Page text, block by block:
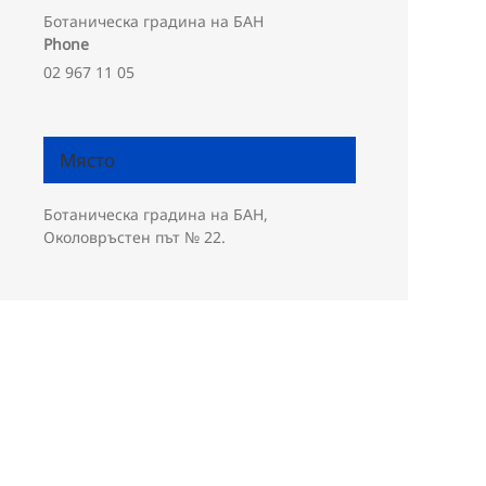
Ботаническа градина на БАН
Phone
02 967 11 05
Място
Ботаническа градина на БАН,
Околовръстен път № 22.